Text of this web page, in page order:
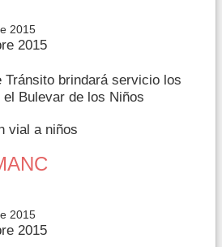
2015
2015
Tránsito brindará servicio los
Bulevar de los Niños
vial a niños
2015
2015